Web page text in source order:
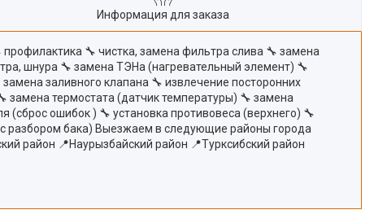
Информация для заказа
🔧 чистка, замена фильтра слива 🔧 замена
шнура 🔧 замена ТЭНа (нагревательный элемент) 🔧
заливного клапана 🔧 извлечение посторонних
замена термостата (датчик температуры) 🔧 замена
ошибок ) 🔧 установка противовеса (верхнего) 🔧
разбором бака) Выезжаем в следующие районы города
район 📍Наурызбайский район 📍Турксибский район